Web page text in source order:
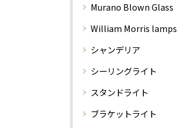
Murano Blown Glass
William Morris lamps
シャンデリア
シーリングライト
スタンドライト
ブラケットライト